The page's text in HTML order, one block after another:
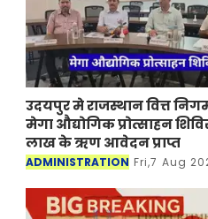
उदयपुर मे राजस्थान वित्त
मेगा औद्योगिक प्रोत्साहन
लाख के ऋण आवेदन प्राप्त
ADMINISTRATION Fri,7 Aug